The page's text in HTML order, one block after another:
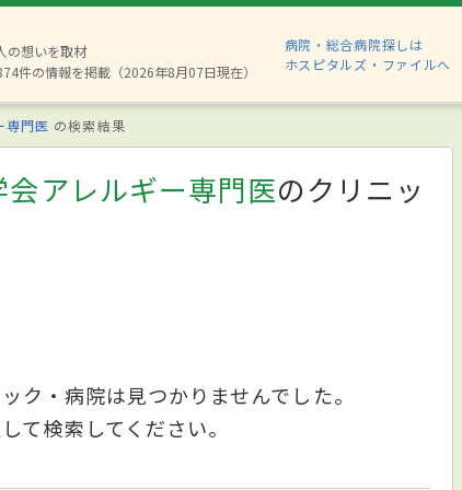
の想いを取材
件の情報を掲載（2026年8月07日現在）
病院・総合病院探しは
ホスピタルズ・ファイルへ
専門医 の検索結果
アレルギー専門医のクリニッ
ク・病院は見つかりませんでした。
て検索してください。